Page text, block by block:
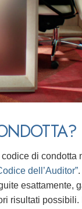
codice di condotta
dell’Auditor”
esattamente,
risultati possibili.